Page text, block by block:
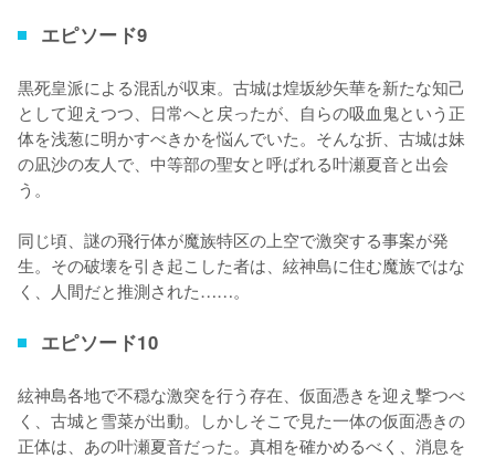
エピソード9
黒死皇派による混乱が収束。古城は煌坂紗矢華を新たな知己
として迎えつつ、日常へと戻ったが、自らの吸血鬼という正
体を浅葱に明かすべきかを悩んでいた。そんな折、古城は妹
の凪沙の友人で、中等部の聖女と呼ばれる叶瀬夏音と出会
う。
同じ頃、謎の飛行体が魔族特区の上空で激突する事案が発
生。その破壊を引き起こした者は、絃神島に住む魔族ではな
く、人間だと推測された……。
エピソード10
絃神島各地で不穏な激突を行う存在、仮面憑きを迎え撃つべ
く、古城と雪菜が出動。しかしそこで見た一体の仮面憑きの
正体は、あの叶瀬夏音だった。真相を確かめるべく、消息を